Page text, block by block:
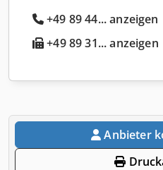
+49 89 44... anzeigen
+49 89 31... anzeigen
Anbieter